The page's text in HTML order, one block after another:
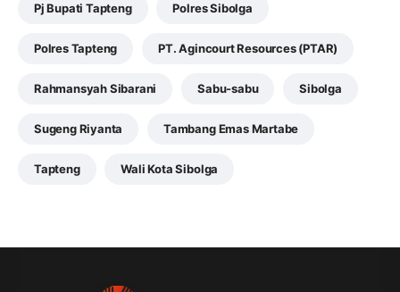
Pj Bupati Tapteng Polres Sibolga
Polres Tapteng PT. Agincourt Resources (PTAR)
Rahmansyah Sibarani Sabu-sabu Sibolga
Sugeng Riyanta Tambang Emas Martabe
Tapteng Wali Kota Sibolga